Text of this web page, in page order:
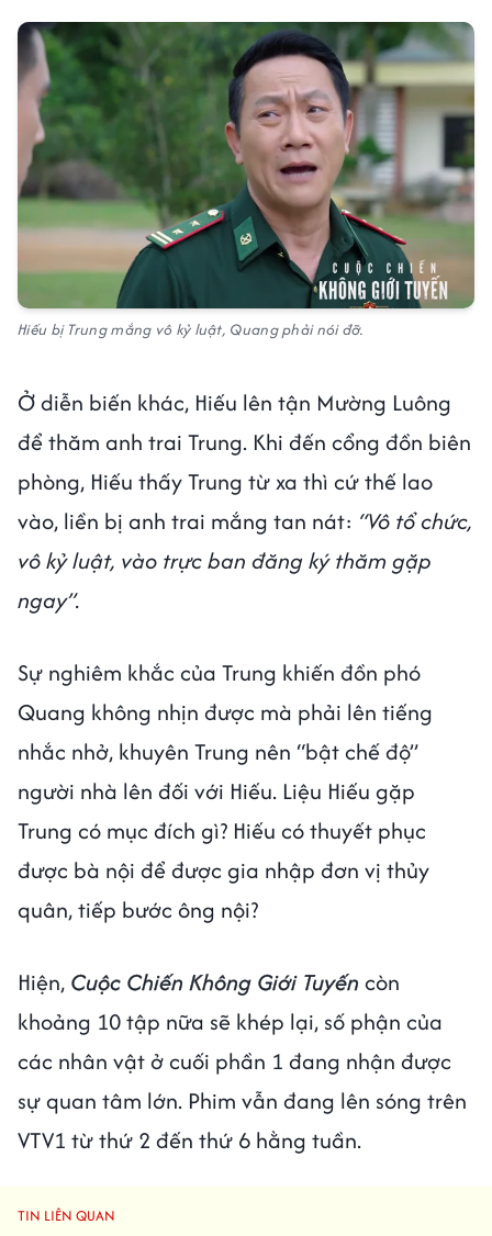
Hiếu bị Trung mắng vô kỷ luật, Quang phải nói đỡ.
Ở diễn biến khác, Hiếu lên tận Mường Luông
để thăm anh trai Trung. Khi đến cổng đồn biên
phòng, Hiếu thấy Trung từ xa thì cứ thế lao
vào, liền bị anh trai mắng tan nát: “Vô tổ chức,
vô kỷ luật, vào trực ban đăng ký thăm gặp
ngay”.
Sự nghiêm khắc của Trung khiến đồn phó
Quang không nhịn được mà phải lên tiếng
nhắc nhở, khuyên Trung nên “bật chế độ”
người nhà lên đối với Hiếu. Liệu Hiếu gặp
Trung có mục đích gì? Hiếu có thuyết phục
được bà nội để được gia nhập đơn vị thủy
quân, tiếp bước ông nội?
Hiện, Cuộc Chiến Không Giới Tuyến còn
khoảng 10 tập nữa sẽ khép lại, số phận của
các nhân vật ở cuối phần 1 đang nhận được
sự quan tâm lớn. Phim vẫn đang lên sóng trên
VTV1 từ thứ 2 đến thứ 6 hằng tuần.
TIN LIÊN QUAN